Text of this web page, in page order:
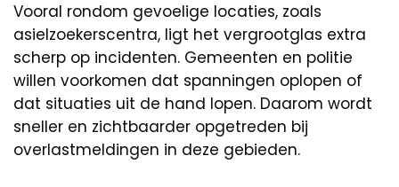
Vooral rondom gevoelige locaties, zoals
asielzoekerscentra, ligt het vergrootglas extra
scherp op incidenten. Gemeenten en politie
willen voorkomen dat spanningen oplopen of
dat situaties uit de hand lopen. Daarom wordt
sneller en zichtbaarder opgetreden bij
overlastmeldingen in deze gebieden.